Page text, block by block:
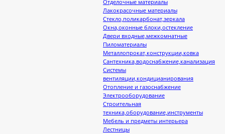
Отделочные материалы
Лакокрасочные материалы
Стекло,поликарбонат,зеркала
Окна,оконные блоки,остекление
Двери входные,межкомнатные
Пиломатериалы
Металлопрокат,конструкции,ковка
Сантехника,водоснабжение,канализация
Системы
вентиляции,кондицианирования
Отопление и газоснабжение
Электрооборудование
Строительная
техника,оборудование,инструменты
Мебель и предметы интерьера
Лестницы